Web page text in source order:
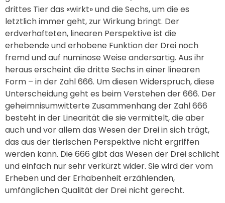
drittes Tier das «wirkt» und die Sechs, um die es
letztlich immer geht, zur Wirkung bringt. Der
erdverhafteten, linearen Perspektive ist die
erhebende und erhobene Funktion der Drei noch
fremd und auf numinose Weise andersartig. Aus ihr
heraus erscheint die dritte Sechs in einer linearen
Form – in der Zahl 666. Um diesen Widerspruch, diese
Unterscheidung geht es beim Verstehen der 666. Der
geheimnisumwitterte Zusammenhang der Zahl 666
besteht in der Linearität die sie vermittelt, die aber
auch und vor allem das Wesen der Drei in sich trägt,
das aus der tierischen Perspektive nicht ergriffen
werden kann. Die 666 gibt das Wesen der Drei schlicht
und einfach nur sehr verkürzt wider. Sie wird der vom
Erheben und der Erhabenheit erzählenden,
umfänglichen Qualität der Drei nicht gerecht.